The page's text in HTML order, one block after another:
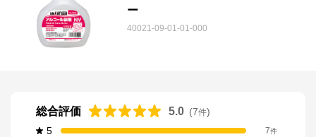
ー
40021-09-01-01-000
総合評価 5.0 (7件)
5
7件